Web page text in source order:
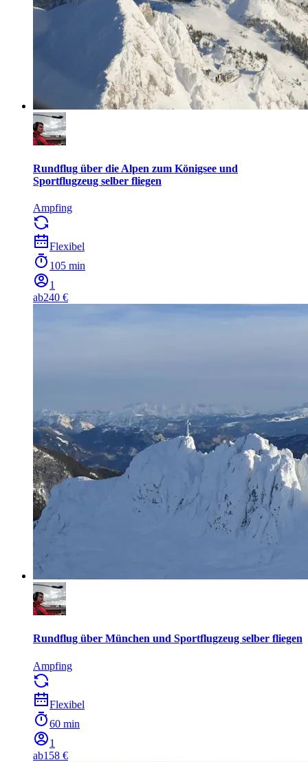
Rundflug über die Alpen zum Königsee und
Sportflugzeug selber fliegen
Ampfing
Flexibel
105 min
1
ab240 €
Rundflug über München und Sportflugzeug selber fliegen
Ampfing
Flexibel
60 min
1
ab158 €